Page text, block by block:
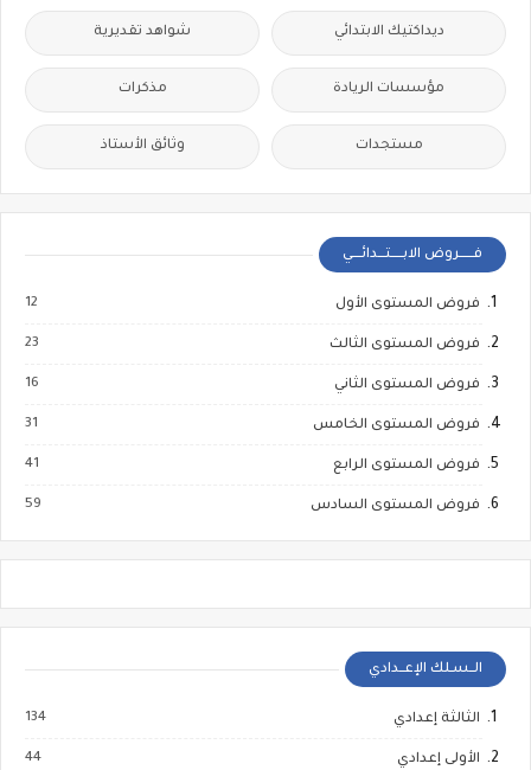
ديداكتيك الابتدائي شواهد تقديرية
مؤسسات الريادة مذكرات
مستجدات وثائق الأستاذ
فــــــروض الابـــــتـــدائــــي
فروض المستوى الأول 12
فروض المستوى الثالث 23
فروض المستوى الثاني 16
فروض المستوى الخامس 31
فروض المستوى الرابع 41
فروض المستوى السادس 59
الــسـلك الإعــدادي
الثالثة إعدادي 134
الأولى إعدادي 44